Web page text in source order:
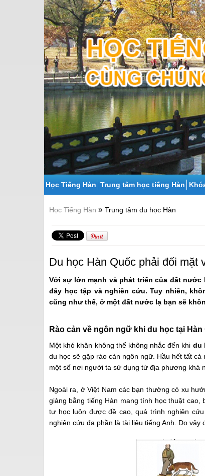
Học Tiếng Hàn Trung tâm học tiếng Hàn
Học Tiếng Hàn » Trung tâm du học Hàn
Du học Hàn Quốc phải đối mặt
Với sự lớn mạnh và phát triển của đất
đây học tập và nghiên cứu. Tuy nhiên,
cũng như thế, ở một đất nước lạ bạn sẽ
Rào cản về ngôn ngữ khi du học tại Hàn
Một khó khăn không thể không nhắc đến khi du
du học sẽ gặp rào cản ngôn ngữ. Hầu hết tất
một số nơi người ta sử dụng từ địa phương khá
Ngoài ra, ở Việt Nam các bạn thường có xu
giảng bằng tiếng Hàn mang tính học thuật
tự học luôn được đề cao, quá trình nghiên
nghiên cứu đa phần là tài liệu tiếng Anh. Do